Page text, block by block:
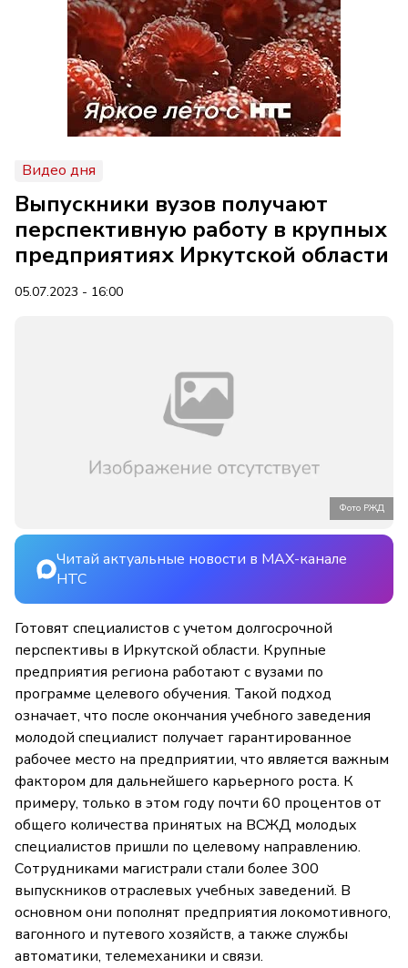
Видео дня
Выпускники вузов получают
перспективную работу в крупных
предприятиях Иркутской области
05.07.2023 - 16:00
Фото РЖД
Читай актуальные новости в MAX-канале
НТС
Готовят специалистов с учетом долгосрочной
перспективы в Иркутской области. Крупные
предприятия региона работают с вузами по
программе целевого обучения. Такой подход
означает, что после окончания учебного заведения
молодой специалист получает гарантированное
рабочее место на предприятии, что является важным
фактором для дальнейшего карьерного роста. К
примеру, только в этом году почти 60 процентов от
общего количества принятых на ВСЖД молодых
специалистов пришли по целевому направлению.
Сотрудниками магистрали стали более 300
выпускников отраслевых учебных заведений. В
основном они пополнят предприятия локомотивного,
вагонного и путевого хозяйств, а также службы
автоматики, телемеханики и связи.